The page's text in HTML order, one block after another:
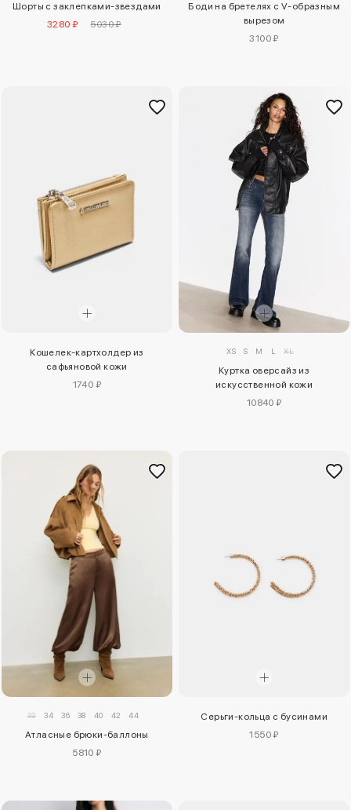
Шорты с заклепками-звездами
3280 ₽
5030 ₽
Боди на бретелях с V-образным
вырезом
3100 ₽
Кошелек-картхолдер из
сафьяновой кожи
1740 ₽
XS S M L XL
Куртка оверсайз из
искусственной кожи
10840 ₽
32 34 36 38 40 42 44
Атласные брюки-баллоны
5810 ₽
Серьги-кольца с бусинами
1550 ₽